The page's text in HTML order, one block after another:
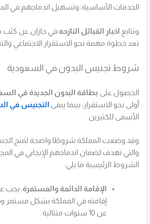
الخدمات الأساسية، وتسهيل اندماجهم في
وتتابع اخبار القبائل النازحه في جازان عن كثب
تعد خطوة مهمة نحو الاستقرار الاجتماعي
شروط تجنيس البدون في السعودية
الحصول على بطاقة البدون الجديدة في
أولى نحو الاستقرار، بينما يبقى
التجنيس في
الأسمى للكثيرين.
وقد وضعت المملكة شروطًا واضحة لمنح
والتي تهدف لضمان اندماجهم الإيجابي في
الشروط الرئيسية ما يلي:
الإقامة الدائمة والمستمرة: يجب
إقامته في المملكة بشكل مستمر
عن 10 سنوات متتالية.